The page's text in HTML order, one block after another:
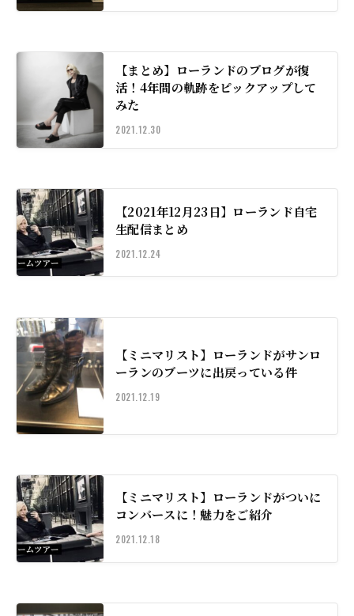
【まとめ】ローランドのブログが復
活！4年間の軌跡をピックアップして
みた
2021.12.30
【2021年12月23日】ローランド自宅
生配信まとめ
2021.12.24
【ミニマリスト】ローランドがサンロ
ーランのブーツに出戻っている件
2021.12.19
【ミニマリスト】ローランドがついに
コンバースに！魅力をご紹介
2021.12.18